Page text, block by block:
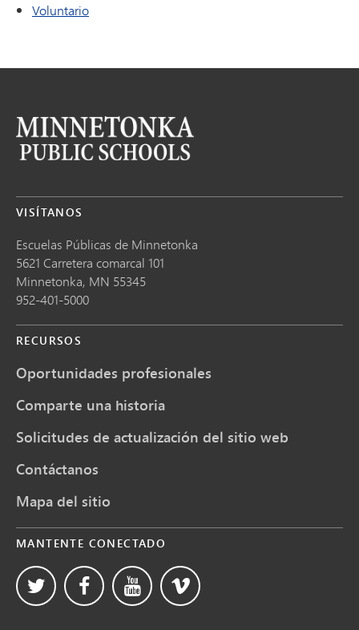
Voluntario
VISÍTANOS
Escuelas Públicas de Minnetonka
5621 Carretera comarcal 101
Minnetonka, MN 55345
952-401-5000
RECURSOS
Oportunidades profesionales
Comparte una historia
Solicitudes de actualización del sitio web
Contáctanos
Mapa del sitio
MANTENTE CONECTADO